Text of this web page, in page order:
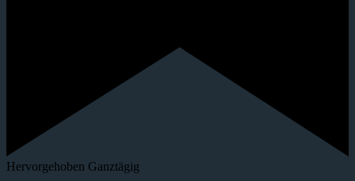
Hervorgehoben Ganztägig